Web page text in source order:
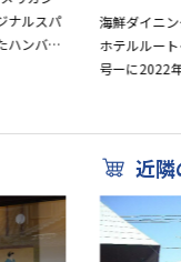
ナルスパ
ハンバー
海鮮ダイニ
ホテルルー
号ーに2022
近隣